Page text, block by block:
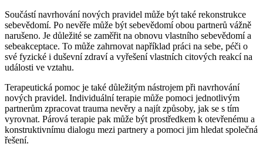
Součástí navrhování nových pravidel může být také rekonstrukce
sebevědomí. Po nevěře může být sebevědomí obou partnerů vážně
narušeno. Je důležité se zaměřit na obnovu vlastního sebevědomí a
sebeakceptace. To může zahrnovat například práci na sebe, péči o
své fyzické i duševní zdraví a vyřešení vlastních citových reakcí na
události ve vztahu.
Terapeutická pomoc je také důležitým nástrojem při navrhování
nových pravidel. Individuální terapie může pomoci jednotlivým
partnerům zpracovat trauma nevěry a najít způsoby, jak se s tím
vyrovnat. Párová terapie pak může být prostředkem k otevřenému a
konstruktivnímu dialogu mezi partnery a pomoci jim hledat společná
řešení.